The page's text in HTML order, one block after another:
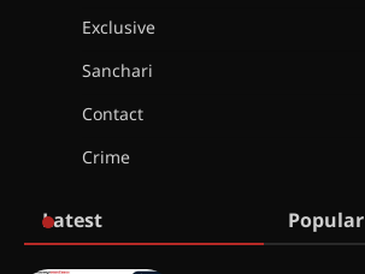
Exclusive
Sanchari
Contact
Crime
Latest Popular